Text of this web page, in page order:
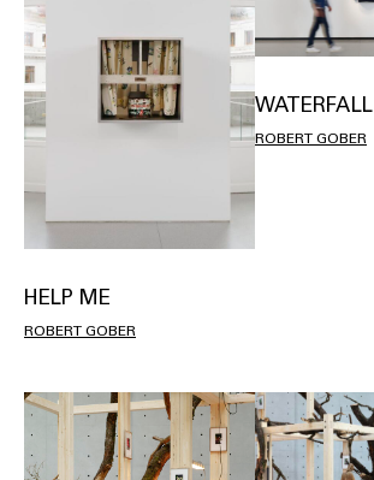
HELP ME
ROBERT GOBER
WATERFALL
ROBERT GOBER